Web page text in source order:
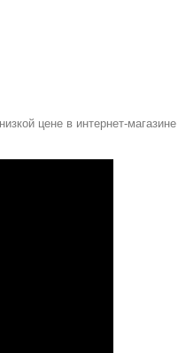
цене в интернет-